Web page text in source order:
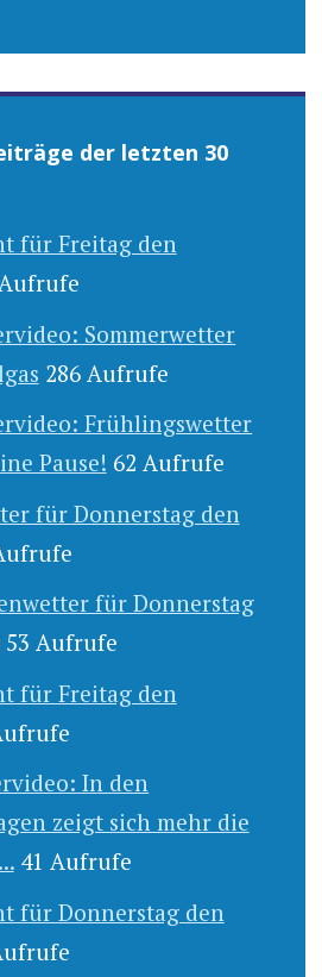
der letzten 30
für Freitag den
Sommerwetter
286 Aufrufe
Frühlingswetter
Pause! 62 Aufrufe
für Donnerstag den
für Donnerstag
53 Aufrufe
für Freitag den
In den
zeigt sich mehr die
41 Aufrufe
für Donnerstag den